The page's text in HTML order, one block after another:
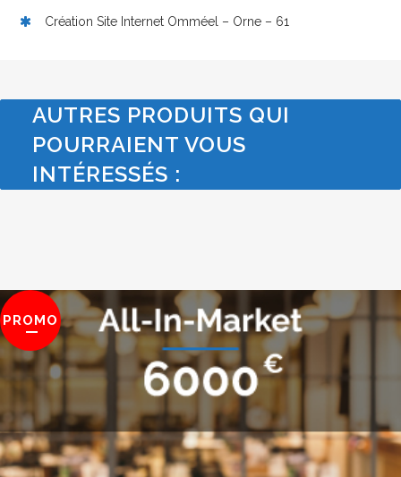
Création Site Internet Omméel – Orne – 61
AUTRES PRODUITS QUI
POURRAIENT VOUS
INTÉRESSÉS :
PROMO